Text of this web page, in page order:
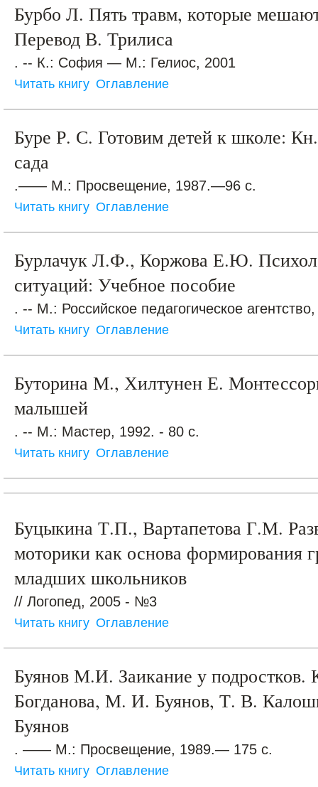
Бурбо Л. Пять травм, которые
Перевод В. Трилиса
. -- К.: София — М.: Гелиос, 2001
Читать книгу Оглавление
Буре Р. С. Готовим детей к школе: Кн.
сада
.—— М.: Просвещение, 1987.—96 с.
Читать книгу Оглавление
Бурлачук Л.Ф., Коржова Е.Ю.
ситуаций: Учебное пособие
. -- М.: Российское педагогическое
Читать книгу Оглавление
Буторина М., Хилтунен Е.
малышей
. -- М.: Мастер, 1992. - 80 с.
Читать книгу Оглавление
Буцыкина Т.П., Вартапетова Г.М.
моторики как основа формирования
младших школьников
// Логопед, 2005 - №3
Читать книгу Оглавление
Буянов М.И. Заикание у подростков.
Богданова, М. И. Буянов, Т. В.
Буянов
. —— М.: Просвещение, 1989.— 175 с.
Читать книгу Оглавление